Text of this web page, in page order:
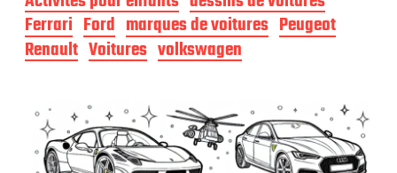
e
p
u
b
Ferrari Ford marques de voitures Peugeot
Renault Voitures volkswagen